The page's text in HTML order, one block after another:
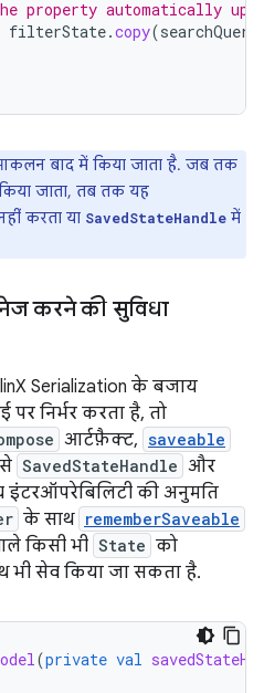
property automatically
filterState.copy(searchQuery
बाद में किया जाता है. जब तक
किया जाता, तब तक यह
करता या SavedStateHandle में
करने की सुविधा
Serialization के बजाय
पर निर्भर करता है, तो
आर्टफ़ैक्ट, saveable
SavedStateHandle और
इंटरऑपरेबिलिटी की अनुमति
के साथ rememberSaveable
किसी भी State को
भी सेव किया जा सकता है.
(private val